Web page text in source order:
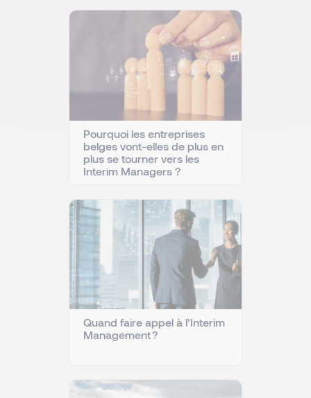
Pourquoi les entreprises
belges vont-elles de plus en
plus se tourner vers les
Interim Managers ?
Quand faire appel à l’Interim
Management ?